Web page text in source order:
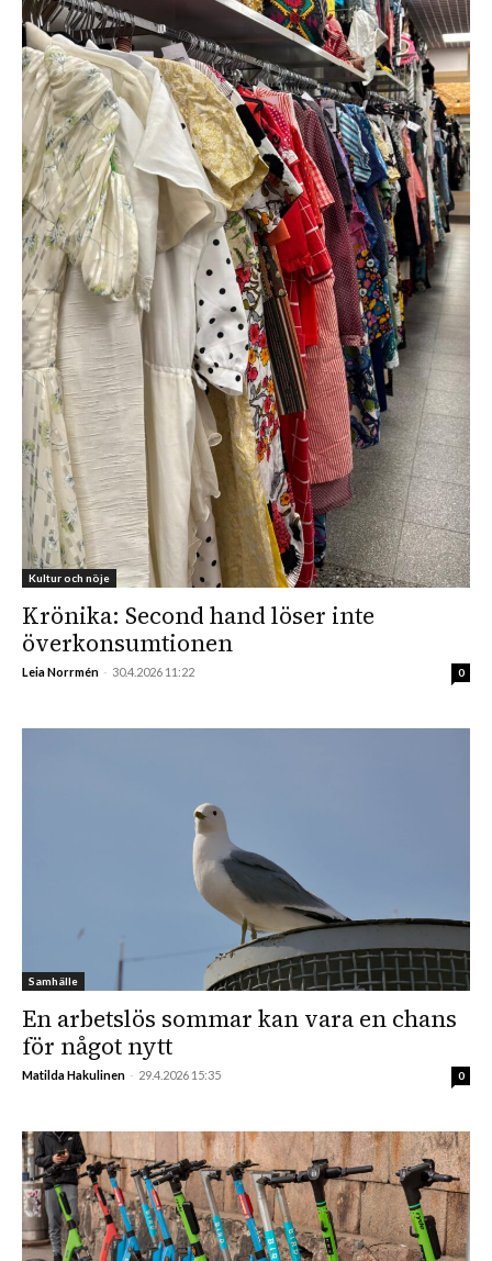
Kultur och nöje
Krönika: Second hand löser inte
överkonsumtionen
Leia Norrmén - 30.4.2026 11:22 0
Samhälle
En arbetslös sommar kan vara en chans
för något nytt
Matilda Hakulinen - 29.4.2026 15:35 0